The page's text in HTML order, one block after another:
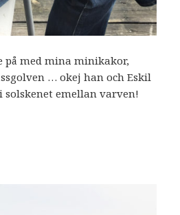
på med mina minikakor,
… okej han och Eskil
solskenet emellan varven!